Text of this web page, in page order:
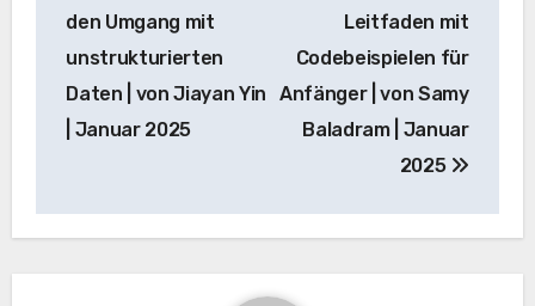
den Umgang mit
unstrukturierten
Daten | von Jiayan Yin
| Januar 2025
Leitfaden mit
Codebeispielen für
Anfänger | von Samy
Baladram | Januar
2025